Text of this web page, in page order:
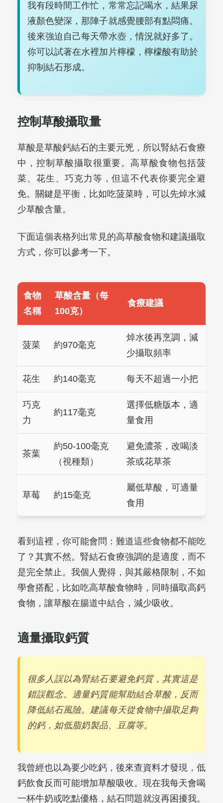
我有段時間工作忙，常常忘記喝水，結果尿
液顏色變深，那陣子就感覺腰部有點悶痛。
後來強迫自己每天帶水壺，情況就好多了。
你可以試著在水裡加片檸檬，檸檬酸有助於
抑制結石形成。
控制草酸攝取量
草酸是草酸鈣結石的主要元兇，所以腎結石食療
中，控制草酸攝取很重要。高草酸食物包括菠
菜、花生、巧克力等，但這不代表你要完全避
免。關鍵是平衡，比如吃菠菜時，可以先焯水減
少草酸含量。
下面這個表格列出常見的高草酸食物和建議攝取
方式，你可以參考一下。
食物
名稱
草酸含量（每
100克）
食療建議
菠菜 約970毫克
焯水後再烹調，減
少攝取頻率
花生 約140毫克 每天不超過一小把
巧克
力
約117毫克
選擇低糖版本，適
量食用
茶葉
約50-100毫克
（視種類）
避免濃茶，改喝淡
茶或花草茶
草莓 約15毫克
屬低草酸，可適量
食用
看到這裡，你可能會問：難道這些食物都不能吃
了？其實不然。腎結石食療強調的是適度，而不
是完全禁止。我個人覺得，與其嚴格限制，不如
學會搭配，比如吃高草酸食物時，同時攝取高鈣
食物，讓草酸在腸道中結合，減少吸收。
適量攝取鈣質
很多人誤以為腎結石要避免鈣質，其實這是
錯誤觀念。適量鈣質能幫助結合草酸，反而
降低結石風險。建議每天從食物中攝取足夠
的鈣，如低脂奶製品、豆腐等。
我曾經也以為要少吃鈣，後來查資料才發現，低
鈣飲食反而可能增加草酸吸收。現在我每天會喝
一杯牛奶或吃點優格，結石問題就沒再困擾我。